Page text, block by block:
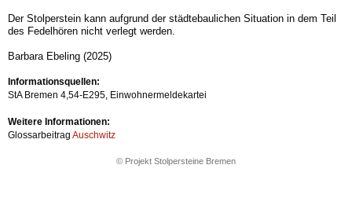
Der Stolperstein kann aufgrund der städtebaulichen Situation in dem Teil
des Fedelhören nicht verlegt werden.
Barbara Ebeling (2025)
Informationsquellen:
StA Bremen 4,54-E295, Einwohnermeldekartei
Weitere Informationen:
Glossarbeitrag Auschwitz
© Projekt Stolpersteine Bremen